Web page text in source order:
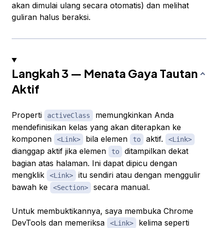
akan dimulai ulang secara otomatis) dan melihat
guliran halus beraksi.
Langkah 3 — Menata Gaya Tautan
Aktif
Properti activeClass
memungkinkan Anda
mendefinisikan kelas yang akan diterapkan ke
komponen
<Link> bila elemen to aktif. <Link>
dianggap aktif jika elemen to
ditampilkan dekat
bagian atas halaman. Ini dapat dipicu dengan
mengklik
<Link>
itu sendiri atau dengan menggulir
bawah ke
<Section> secara manual.
Untuk membuktikannya, saya membuka Chrome
DevTools dan memeriksa
<Link>
kelima seperti